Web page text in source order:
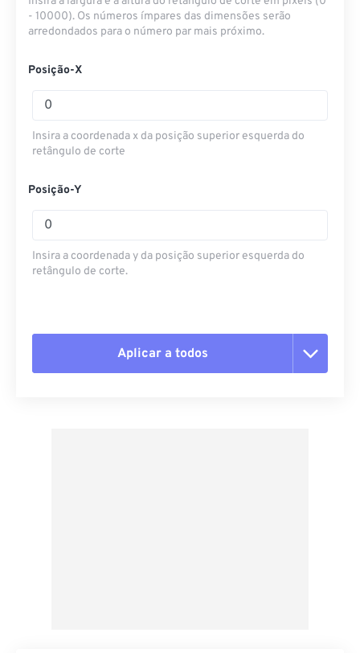
- 10000). Os números ímpares das dimensões serão
arredondados para o número par mais próximo.
Posição-X
Insira a coordenada x da posição superior esquerda do
retângulo de corte
Posição-Y
Insira a coordenada y da posição superior esquerda do
retângulo de corte.
Aplicar a todos